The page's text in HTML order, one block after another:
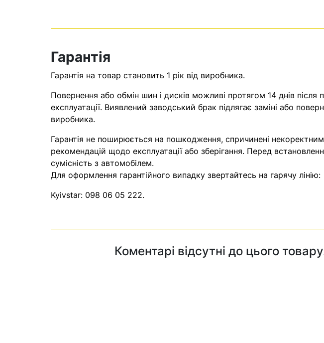
Гарантія
Гарантія на товар становить 1 рік від виробника.
Повернення або обмін шин і дисків можливі протягом 14 днів після
експлуатації. Виявлений заводський брак підлягає заміні або
виробника.
Гарантія не поширюється на пошкодження, спричинені
рекомендацій щодо експлуатації або зберігання. Перед
сумісність з автомобілем.
Для оформлення гарантійного випадку звертайтесь на гарячу лінію:
Kyivstar: 098 06 05 222.
Коментарі відсутні до цього